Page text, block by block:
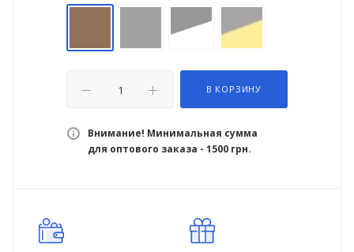
В КОРЗИНУ
Внимание! Минимальная сумма
для оптового заказа - 1500 грн.